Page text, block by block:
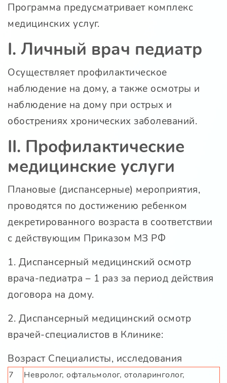
Программа предусматривает комплекс
медицинских услуг.
I. Личный врач педиатр
Осуществляет профилактическое
наблюдение на дому, а также осмотры и
наблюдение на дому при острых и
обострениях хронических заболеваний.
II. Профилактические
медицинские услуги
Плановые (диспансерные) мероприятия,
проводятся по достижению ребенком
декретированного возраста в соответствии
с действующим Приказом МЗ РФ
1. Диспансерный медицинский осмотр
врача-педиатра – 1 раз за период действия
договора на дому.
2. Диспансерный медицинский осмотр
врачей-специалистов в Клинике:
Возраст Специалисты, исследования
7
Невролог, офтальмолог, отоларинголог,